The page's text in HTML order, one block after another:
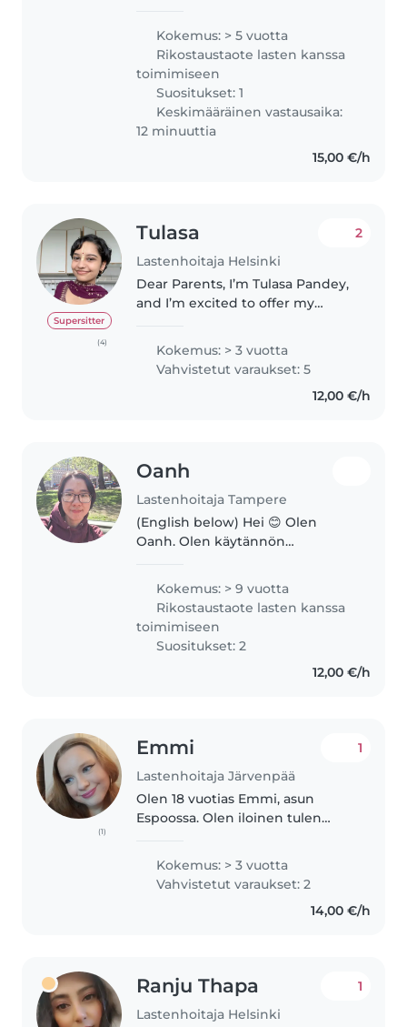
for children, which started from
taking care of my family. I am a
trained teacher with..
Kokemus: > 5 vuotta
Rikostaustaote lasten kanssa
toimimiseen
Suositukset: 1
Keskimääräinen vastausaika:
12 minuuttia
15,00 €/h
Supersitter
(4)
Tulasa
Lastenhoitaja Helsinki
2
Dear Parents, I’m Tulasa Pandey,
and I’m excited to offer my
babysitting services to your
family. I ensure your children’s
Kokemus: > 3 vuotta
Vahvistetut varaukset: 5
12,00 €/h
Oanh
Lastenhoitaja Tampere
(English below) Hei 😊 Olen
Oanh. Olen käytännön
on varhaiskasvatuksen (ECEC)
koulutus sekä kokemusta
suomalaisesta päiväkodista
(vapaaehtoistöitä)...
Kokemus: > 9 vuotta
Rikostaustaote lasten kanssa
toimimiseen
Suositukset: 2
12,00 €/h
(1)
Emmi
Lastenhoitaja Järvenpää
1
Olen 18 vuotias Emmi, asun
Espoossa. Olen iloinen tulen
kanssa. Olen helposti
lähestyttävä. Opiskele
ensimmäistä vuotta kasvatus ja
Kokemus: > 3 vuotta
Vahvistetut varaukset: 2
14,00 €/h
Ranju Thapa
Lastenhoitaja Helsinki
1